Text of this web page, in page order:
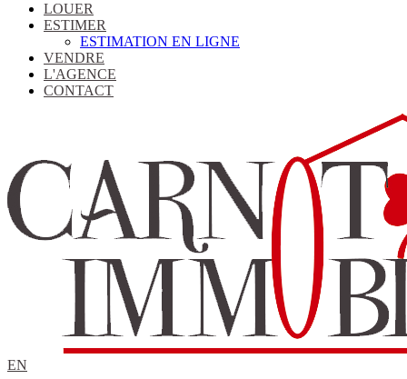
LOUER
ESTIMER
ESTIMATION EN LIGNE
VENDRE
L'AGENCE
CONTACT
EN